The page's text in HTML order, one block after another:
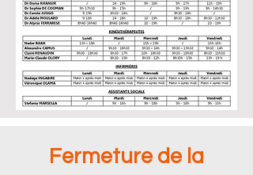
Fermeture de la